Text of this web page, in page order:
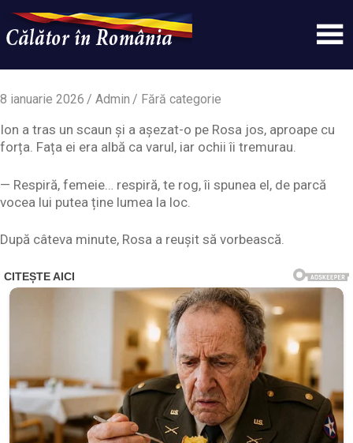
content
Calatorinromania
simplu
WordPress
8 ianuarie 2026 Admin Fără categorie
Ion a tras un scaun și a așezat-o pe Rosa jos, aproape cu
forța. Fața ei era albă ca varul, iar ochii îi tremurau.
— Respiră, femeie… respiră, te rog, îi spunea el, de parcă
vocea lui putea ține lumea la loc.
După câteva minute, Rosa a reușit să vorbească.